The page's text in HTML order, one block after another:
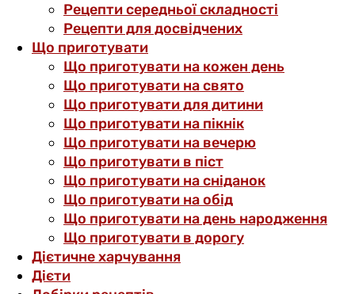
Рецепти середньої складності
Рецепти для досвідчених
Що приготувати
Що приготувати на кожен день
Що приготувати на свято
Що приготувати для дитини
Що приготувати на пікнік
Що приготувати на вечерю
Що приготувати в піст
Що приготувати на сніданок
Що приготувати на обід
Що приготувати на день народження
Що приготувати в дорогу
Дієтичне харчування
Дієти